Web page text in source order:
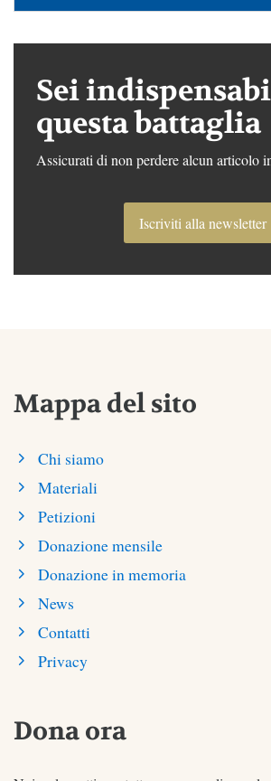
Sei
questa battaglia
Assicurati di non perdere alcun articolo
Iscriviti alla newsletter
Mappa del sito
Chi siamo
Materiali
Petizioni
Donazione mensile
Donazione in memoria
News
Contatti
Privacy
Dona ora